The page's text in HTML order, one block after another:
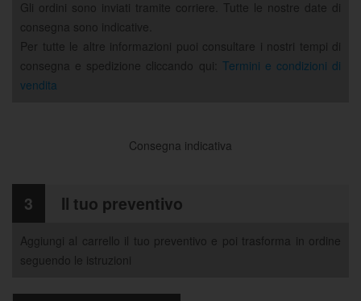
Gli ordini sono inviati tramite corriere. Tutte le nostre date di
consegna sono indicative.
Per tutte le altre informazioni puoi consultare i nostri tempi di
consegna e spedizione cliccando qui: Termini e condizioni di
vendita
Consegna indicativa
3 Il tuo preventivo
Aggiungi al carrello il tuo preventivo e poi trasforma in ordine
seguendo le istruzioni